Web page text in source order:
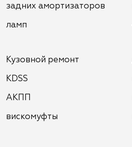
задних амортизаторов
ламп
Кузовной ремонт
KDSS
АКПП
вискомуфты